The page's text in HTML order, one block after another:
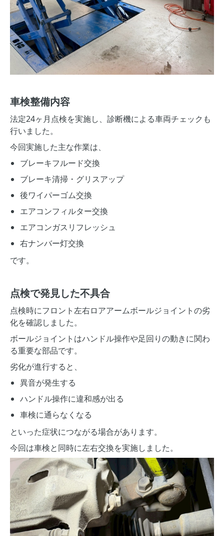
車検整備内容
法定24ヶ月点検を実施し、診断機による車両チェックも
行いました。
今回実施した主な作業は、
ブレーキフルード交換
ブレーキ清掃・グリスアップ
後ワイパーゴム交換
エアコンフィルター交換
エアコンガスリフレッシュ
右ナンバー灯交換
です。
点検で発見した不具合
点検時にフロント左右ロアアームボールジョイントの劣
化を確認しました。
ボールジョイントはハンドル操作や足回りの動きに関わ
る重要な部品です。
劣化が進行すると、
異音が発生する
ハンドル操作に違和感が出る
車検に通らなくなる
といった症状につながる場合があります。
今回は車検と同時に左右交換を実施しました。